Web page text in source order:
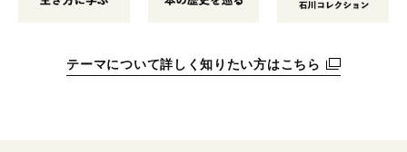
テーマについて詳しく知りたい方はこちら